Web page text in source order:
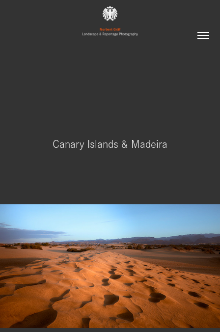
Canary Islands & Madeira